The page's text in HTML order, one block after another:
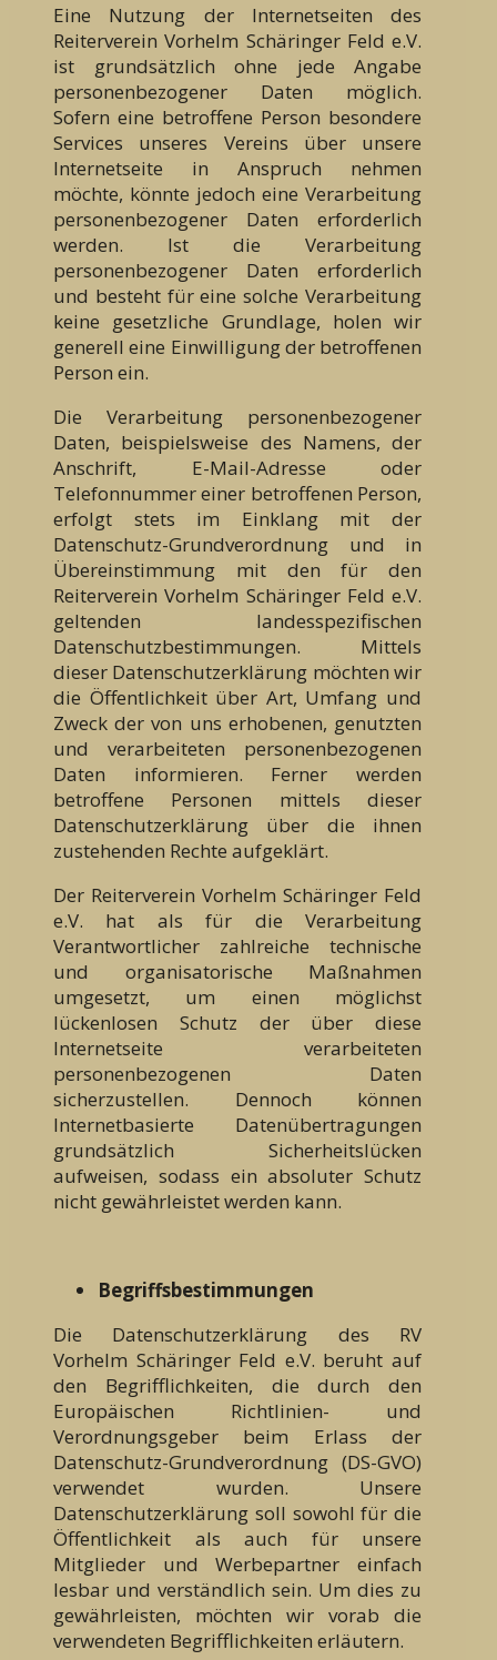
Eine Nutzung der Internetseiten des
Reiterverein Vorhelm Schäringer Feld e.V.
ist grundsätzlich ohne jede Angabe
personenbezogener Daten möglich.
Sofern eine betroffene Person besondere
Services unseres Vereins über unsere
Internetseite in Anspruch nehmen
möchte, könnte jedoch eine Verarbeitung
personenbezogener Daten erforderlich
werden. Ist die Verarbeitung
personenbezogener Daten erforderlich
und besteht für eine solche Verarbeitung
keine gesetzliche Grundlage, holen wir
generell eine Einwilligung der betroffenen
Person ein.
Die Verarbeitung personenbezogener
Daten, beispielsweise des Namens, der
Anschrift, E-Mail-Adresse oder
Telefonnummer einer betroffenen Person,
erfolgt stets im Einklang mit der
Datenschutz-Grundverordnung und in
Übereinstimmung mit den für den
Reiterverein Vorhelm Schäringer Feld e.V.
geltenden landesspezifischen
Datenschutzbestimmungen. Mittels
dieser Datenschutzerklärung möchten wir
die Öffentlichkeit über Art, Umfang und
Zweck der von uns erhobenen, genutzten
und verarbeiteten personenbezogenen
Daten informieren. Ferner werden
betroffene Personen mittels dieser
Datenschutzerklärung über die ihnen
zustehenden Rechte aufgeklärt.
Der Reiterverein Vorhelm Schäringer Feld
e.V. hat als für die Verarbeitung
Verantwortlicher zahlreiche technische
und organisatorische Maßnahmen
umgesetzt, um einen möglichst
lückenlosen Schutz der über diese
Internetseite verarbeiteten
personenbezogenen Daten
sicherzustellen. Dennoch können
Internetbasierte Datenübertragungen
grundsätzlich Sicherheitslücken
aufweisen, sodass ein absoluter Schutz
nicht gewährleistet werden kann.
Begriffsbestimmungen
Die Datenschutzerklärung des RV
Vorhelm Schäringer Feld e.V. beruht auf
den Begrifflichkeiten, die durch den
Europäischen Richtlinien- und
Verordnungsgeber beim Erlass der
Datenschutz-Grundverordnung (DS-GVO)
verwendet wurden. Unsere
Datenschutzerklärung soll sowohl für die
Öffentlichkeit als auch für unsere
Mitglieder und Werbepartner einfach
lesbar und verständlich sein. Um dies zu
gewährleisten, möchten wir vorab die
verwendeten Begrifflichkeiten erläutern.